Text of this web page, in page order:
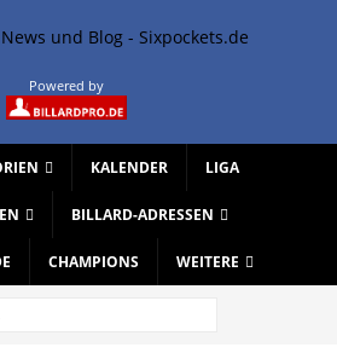
Powered by
KALENDER LIGA
BILLARD-ADRESSEN
CHAMPIONS WEITERE